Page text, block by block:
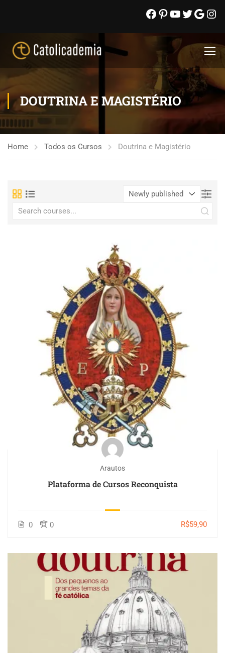
DOUTRINA E MAGISTÉRIO
Home Todos os Cursos Doutrina e Magistério
Arautos
Plataforma de Cursos Reconquista
0 0 R$59,90